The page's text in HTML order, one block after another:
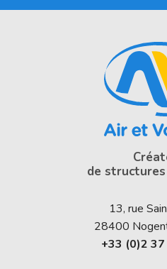
de
13, rue
28400
+33 (0)2